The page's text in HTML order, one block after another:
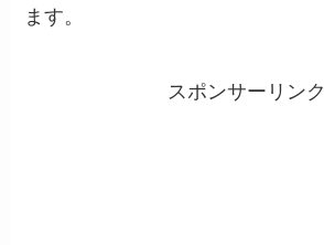
ます。
スポンサーリンク